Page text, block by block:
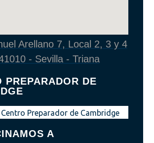
Arellano 7, Local 2, 3 y 4
- Sevilla - Triana
PREPARADOR DE
A